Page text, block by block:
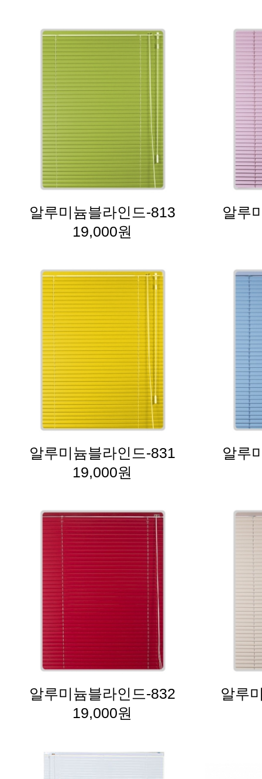
알루미늄블라인드-813
19,000원
알루
알루미늄블라인드-831
19,000원
알루
알루미늄블라인드-832
19,000원
알루